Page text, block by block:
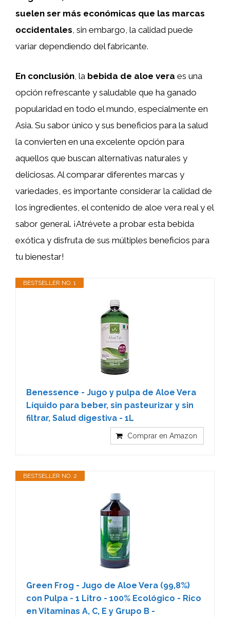
suelen ser más económicas que las marcas
occidentales, sin embargo, la calidad puede
variar dependiendo del fabricante.
En conclusión , la bebida de aloe vera es una
opción refrescante y saludable que ha ganado
popularidad en todo el mundo, especialmente en
Asia. Su sabor único y sus beneficios para la salud
la convierten en una excelente opción para
aquellos que buscan alternativas naturales y
deliciosas. Al comparar diferentes marcas y
variedades, es importante considerar la calidad de
los ingredientes, el contenido de aloe vera real y el
sabor general. ¡Atrévete a probar esta bebida
exótica y disfruta de sus múltiples beneficios para
tu bienestar!
BESTSELLER NO. 1
Benessence - Jugo y pulpa de Aloe Vera
Líquido para beber, sin pasteurizar y sin
filtrar, Salud digestiva - 1L
Comprar en Amazon
BESTSELLER NO. 2
Green Frog - Jugo de Aloe Vera (99,8%)
con Pulpa - 1 Litro - 100% Ecológico - Rico
en Vitaminas A, C, E y Grupo B -